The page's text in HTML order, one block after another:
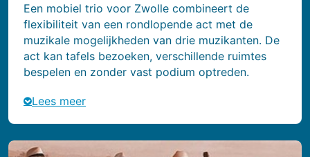
Een mobiel trio voor Zwolle combineert de
flexibiliteit van een rondlopende act met de
muzikale mogelijkheden van drie muzikanten. De
act kan tafels bezoeken, verschillende ruimtes
bespelen en zonder vast podium optreden.
Lees meer